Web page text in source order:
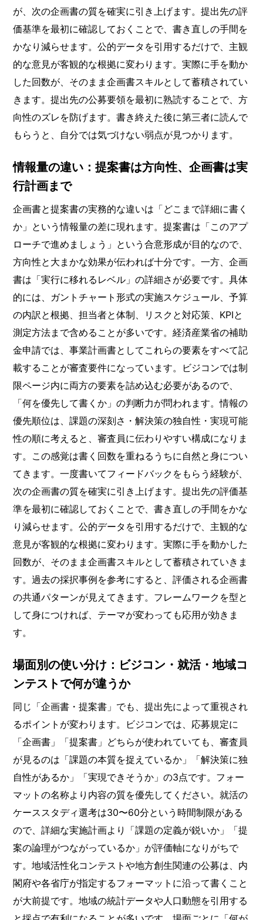
が、次の企画書の質を確実に引き上げます。提出先の評
価基準を最初に確認しておくことで、書き直しの手間を
かなり減らせます。公的データを引用するだけで、主観
的な意見が客観的な根拠に変わります。実際に手を動か
した回数が、そのまま企画書スキルとして蓄積されてい
きます。提出先の公募要領を最初に熟読することで、方
向性のズレを防げます。書き終えた後に第三者に読んで
もらうと、自分では気づけない弱点が見つかります。
情報量の違い：提案書は方向性、企画書は実
行計画まで
企画書と提案書の実務的な違いは「どこまで詳細に書く
か」という情報量の差に現れます。提案書は「このアプ
ローチで進めましょう」という合意形成が目的なので、
方向性と大まかな効果が伝われば十分です。一方、企画
書は「実行に移れるレベル」の詳細さが必要です。具体
的には、ガントチャート形式の実施スケジュール、予算
の内訳と根拠、担当者と体制、リスクと対応策、KPIと
測定方法まで含めることが多いです。経済産業省の補助
金申請では、事業計画書としてこれらの要素をすべて記
載することが審査要件になっています。ビジコンでは制
限ページ内に両方の要素を詰め込む必要があるので、
「何を優先して書くか」の判断力が問われます。情報の
優先順位は、課題の深刻さ・解決策の独自性・実現可能
性の順に考えると、審査員に伝わりやすい構成になりま
す。この感覚は書く回数を重ねるうちに自然と身につい
てきます。一度書いてフィードバックをもらう経験が、
次の企画書の質を確実に引き上げます。提出先の評価基
準を最初に確認しておくことで、書き直しの手間をかな
り減らせます。公的データを引用するだけで、主観的な
意見が客観的な根拠に変わります。実際に手を動かした
回数が、そのまま企画書スキルとして蓄積されていきま
す。過去の採択事例を参考にすると、評価される企画書
の共通パターンが見えてきます。フレームワークを型と
して身につければ、テーマが変わっても応用が効きま
す。
場面別の使い分け：ビジコン・就活・地域コ
ンテストで何が違うか
同じ「企画書・提案書」でも、提出先によって重視され
るポイントが変わります。ビジコンでは、応募規定に
「企画書」「提案書」どちらが使われていても、審査員
が見るのは「課題の本質を捉えているか」「解決策に独
自性があるか」「実現できそうか」の3点です。フォー
マットの名称より内容の質を優先してください。就活の
ケーススタディ選考は30〜60分という時間制限がある
ので、詳細な実施計画より「課題の定義が鋭いか」「提
案の論理がつながっているか」が評価軸になりがちで
す。地域活性化コンテストや地方創生関連の公募は、内
閣府や各省庁が指定するフォーマットに沿って書くこと
が大前提です。地域の統計データや人口動態を引用する